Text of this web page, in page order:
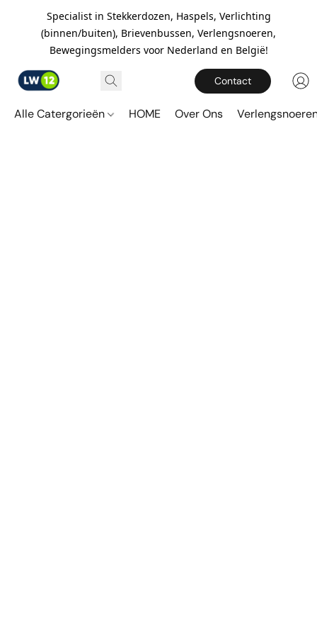
Specialist in Stekkerdozen, Haspels, Verlichting
(binnen/buiten), Brievenbussen, Verlengsnoeren,
Bewegingsmelders voor Nederland en België!
Contact
Alle Catergorieën HOME Over Ons